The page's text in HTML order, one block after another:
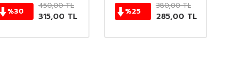
%30
450,00TL
315,00 TL %25
380,00TL
285,00 TL